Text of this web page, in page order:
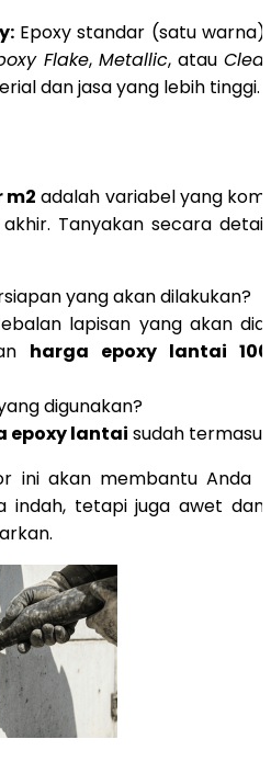
Epoxy standar (satu warna)
Flake, Metallic, atau Clear
dan jasa yang lebih tinggi.
m2 adalah variabel yang
Tanyakan secara
yang akan dilakukan?
lapisan yang akan
harga epoxy lantai
digunakan?
epoxy lantai sudah
ini akan membantu Anda
indah, tetapi juga awet dan